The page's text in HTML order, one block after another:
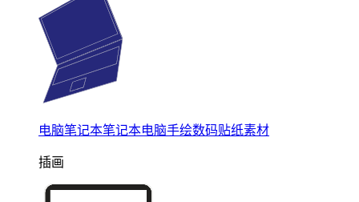
电脑笔记本笔记本电脑手绘数码贴纸素材
插画